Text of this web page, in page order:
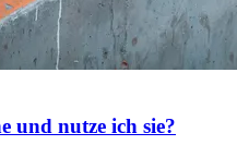
und nutze ich sie?